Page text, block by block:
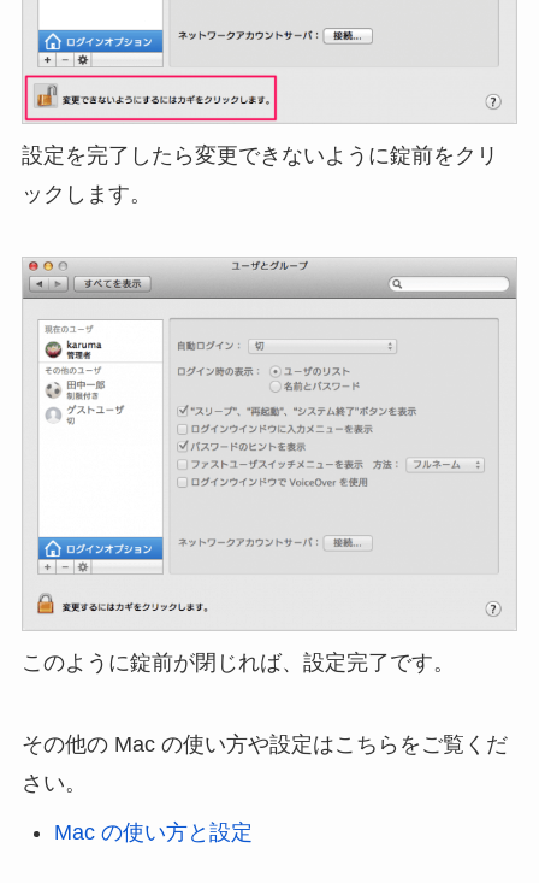
設定を完了したら変更できないように錠前をクリ
ックします。
このように錠前が閉じれば、設定完了です。
その他の Mac の使い方や設定はこちらをご覧くだ
さい。
Mac の使い方と設定